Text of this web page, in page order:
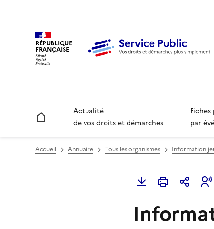
RÉPUBLIQUE
FRANÇAISE
Accueil
Actualité
de vos droits et démarches
par
Accueil Annuaire Tous les organismes Information